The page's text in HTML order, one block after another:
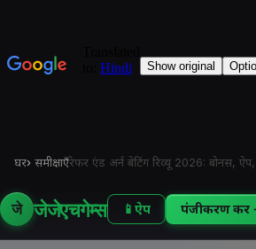
घर› समीक्षाएँरेफर एंड अर्न बेटिंग रिव्यू 2026: बोनस, ऐप,
जे जेजेएचगेम्स 📱 ऐप पंजीकरण करें